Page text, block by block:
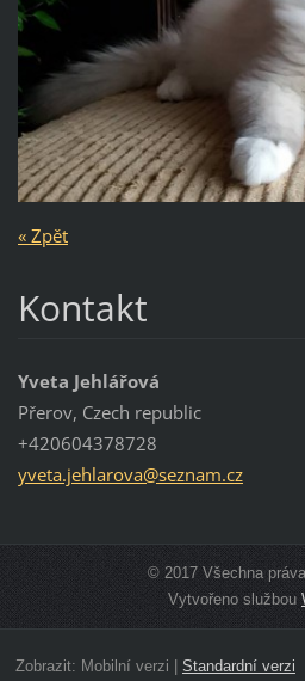
« Zpět
Kontakt
Yveta Jehlářová
Přerov, Czech republic
+420604378728
yveta.jehlarova@seznam.cz
© 2017 Všechna
Vytvořeno službou
Zobrazit: Mobilní verzi Standardní verzi